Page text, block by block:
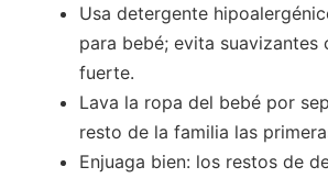
Usa detergente
para bebé; evita suavizantes
fuerte.
Lava la ropa del bebé por
resto de la familia las
Enjuaga bien: los restos de